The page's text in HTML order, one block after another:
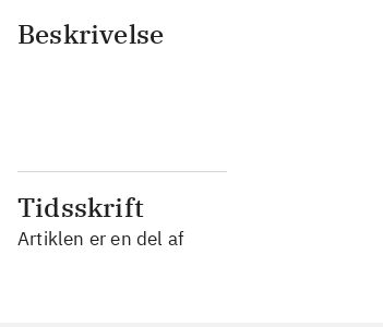
Beskrivelse
Tidsskrift
Artiklen er en del af